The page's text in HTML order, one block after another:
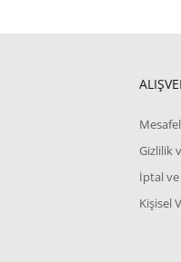
Gizlilik
İptal ve
Kişisel